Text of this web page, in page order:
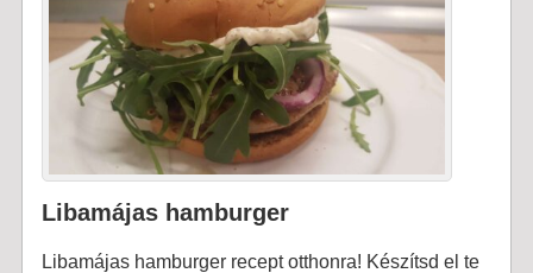
Libamájas hamburger
Libamájas hamburger recept otthonra! Készítsd el te